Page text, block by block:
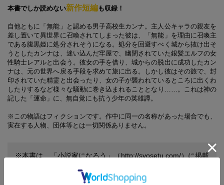
本書でしか読めない新作短編も収録！
自他ともに「無能」と認める男子高校生カンナ。主人公キャラの親友を
差し置いて異世界に召喚されてしまった彼は、「無能」を理由に召喚主
である腹黒姫に処分されそうになる。処分を回避すべく城から抜け出そ
うとしたカンナは、迷い込んだ牢屋で、幽閉されていた銀髪エルフの女
性騎士レアルと出会う。彼女の手を借り、城からの脱出に成功したカン
ナは、元の世界へ戻る手段を求めて旅に出る。しかし彼はその旅で、封
印されていた精霊と出会ったり、女の子が襲われているところに出くわ
したりするなど様々な騒動に巻き込まれることとなり……。これは神の
記した「運命」に、無自覚にも抗う少年の英雄譚。
※この物語はフィクションです。作中に同一の名称があった場合でも、
実在する人物、団体等とは一切関係ありません。
※本書は、「小説家になろう」（http://syosetu.com/）に掲載